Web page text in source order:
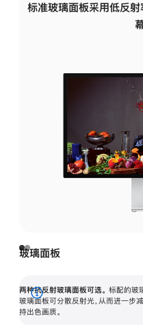
标准玻璃面板采用低反射
玻璃面板
两种抗反射玻璃面板可选。 标配的玻
玻璃面板可分散反射光，从而进一步
持出色画质。
展
开